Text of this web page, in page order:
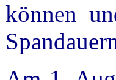
können